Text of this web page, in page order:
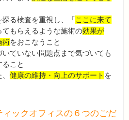
る検査を重視し、「ここに来て
てもらえるような施術の効果が
術をおこなうこと
ていない問題点まで気づいても
こと
、健康の維持・向上のサポート を
ックオフィスの６つのごだ